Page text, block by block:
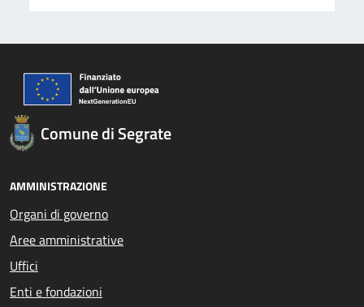
Comune di Segrate
AMMINISTRAZIONE
Organi di governo
Aree amministrative
Uffici
Enti e fondazioni